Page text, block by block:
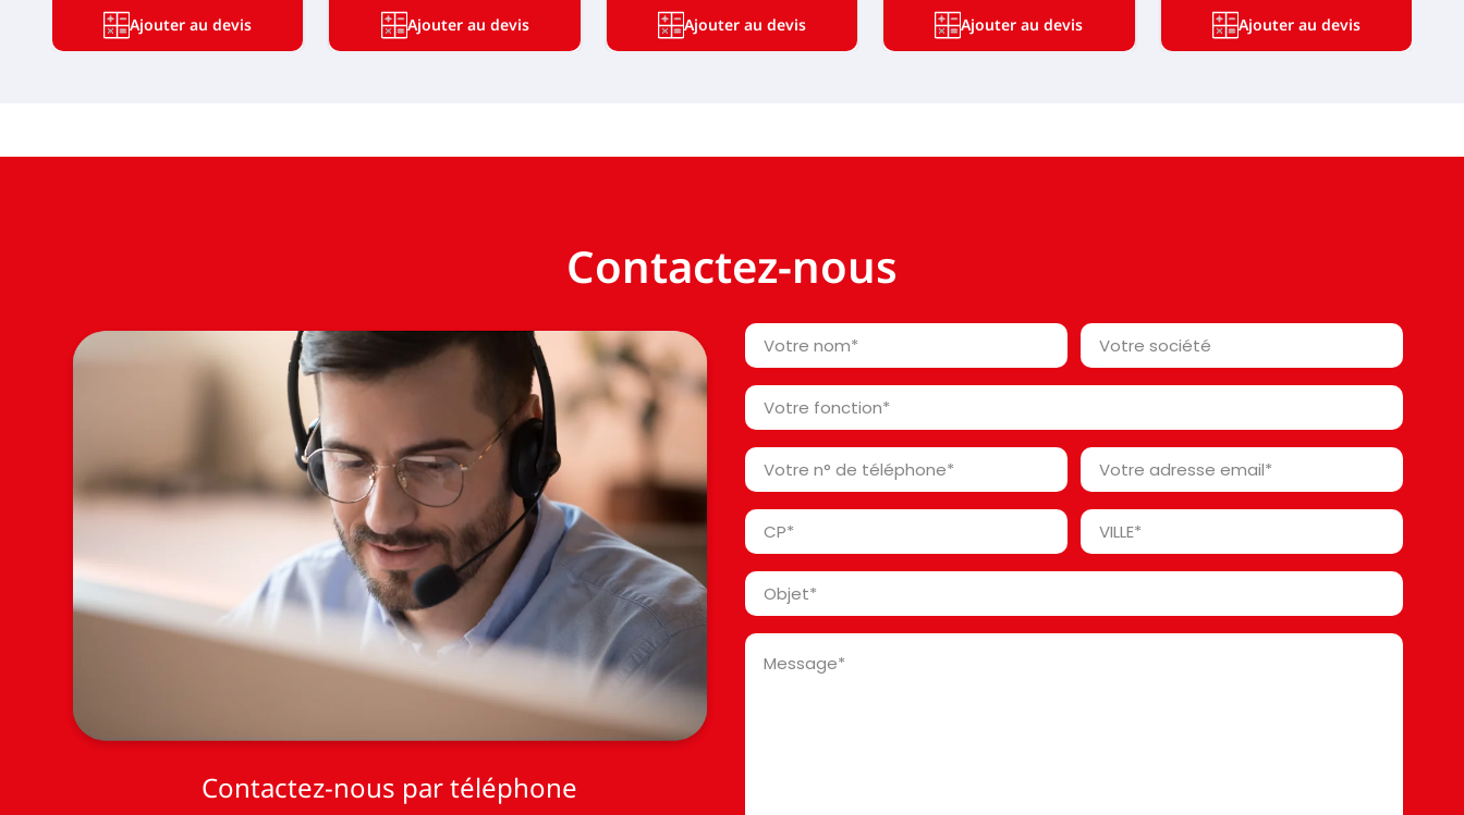
Ajouter au devis Ajouter au devis Ajouter au devis Ajouter au devis Ajouter au devis
Contactez-nous
Contactez-nous par téléphone
Votre
nom
*
Votre
société*
*
Votre
fonction
*
Votre
n°
de
téléphone
Votre
adresse
email
Code
Postal
*
Ville
*
Objet
*
Message